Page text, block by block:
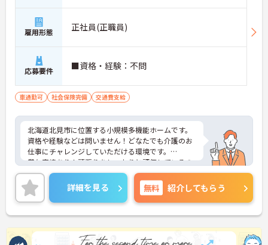
雇用形態 正社員(正職員)
応募要件 ■資格・経験：不問
車通勤可 社会保険完備 交通費支給
北海道北見市に位置する小規模多機能ホームです。
資格や経験などは問いません！どなたでも介護のお
仕事にチャレンジしていただける環境です。
賞与実績あり！頑張りをしっかりと評価しているの
で、モチベーションを保ちやすい環境です。
ご興味をお持ちの方はお気軽にお問い合わせくださ
い。
詳細を見る 無料 紹介してもらう